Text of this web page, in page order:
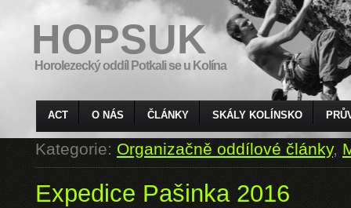
HOPSUK
Horolezecký oddíl Potkali se u Kolína
ACT O NÁS ČLÁNKY SKÁLY KOLÍNSKO
Kategorie:Organizačně oddílové články,
Expedice Pašinka 2016